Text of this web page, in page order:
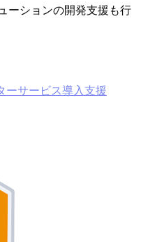
ーションの開発支援も行
ーサービス導入支援